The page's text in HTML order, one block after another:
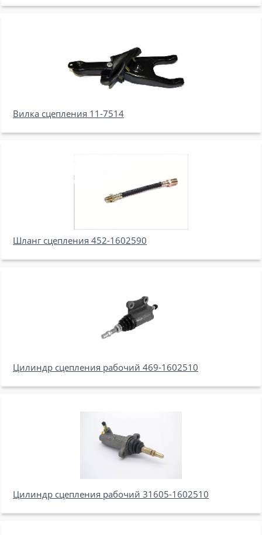
Вилка сцепления 11-7514
Шланг сцепления 452-1602590
Цилиндр сцепления рабочий 469-1602510
Цилиндр сцепления рабочий 31605-1602510